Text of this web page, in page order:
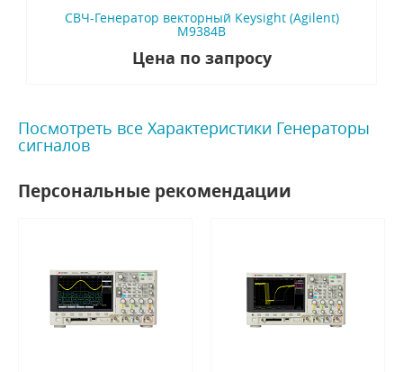
СВЧ-Генератор векторный Keysight (Agilent)
M9384B
Цена по запросу
Посмотреть все Характеристики Генераторы
сигналов
Персональные рекомендации